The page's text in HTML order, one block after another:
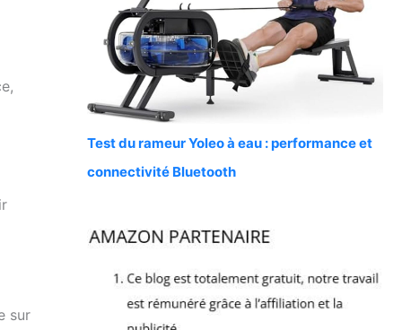
sur
Test du rameur Yoleo à eau : performance et
connectivité Bluetooth